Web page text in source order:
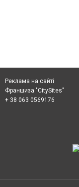
Реклама на сайті
Франшиза "CitySites"
+ 38 063 0569176